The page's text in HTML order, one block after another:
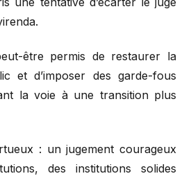
être permis de restaurer la
et d’imposer des garde-fous
la voie à une transition plus
: un jugement courageux
des institutions solides